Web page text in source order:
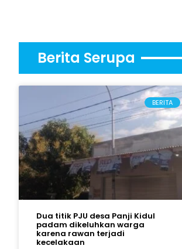
Berita Serupa
BERITA
Dua titik PJU desa Panji Kidul
padam dikeluhkan warga
karena rawan terjadi
kecelakaan